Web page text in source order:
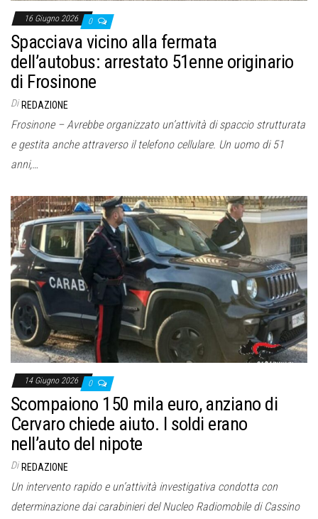
16 Giugno 2026 0
Spacciava vicino alla fermata
dell’autobus: arrestato 51enne originario
di Frosinone
Di REDAZIONE
Frosinone – Avrebbe organizzato un’attività di spaccio strutturata
e gestita anche attraverso il telefono cellulare. Un uomo di 51
anni,…
14 Giugno 2026 0
Scompaiono 150 mila euro, anziano di
Cervaro chiede aiuto. I soldi erano
nell’auto del nipote
Di REDAZIONE
Un intervento rapido e un’attività investigativa condotta con
determinazione dai carabinieri del Nucleo Radiomobile di Cassino